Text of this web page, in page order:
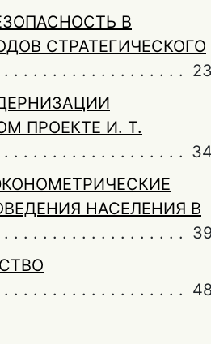
В
СТРАТЕГИЧЕСКОГО
23
ПРОЕКТЕ И. Т.
34
НАСЕЛЕНИЯ В
48